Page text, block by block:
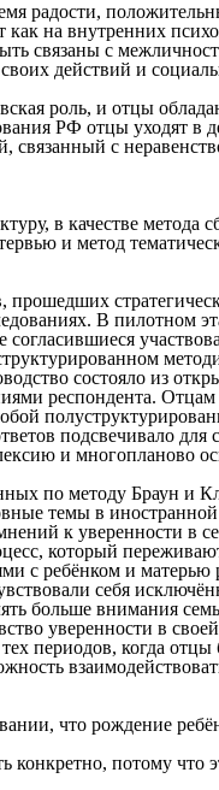
радости,
как на внутренних
связаны с
действий и
роль, и отцы
РФ отцы уходят в
связанный с
в качестве
и метод
В пилотном
состояло из
респондента.
подсвечивало
и многопланово
по методу Браун и
темы в
к уверенности в
который
с ребёнком и матерью
себя
больше внимания
уверенности в
тех периодов, когда
что рождение
конкретно, потому что